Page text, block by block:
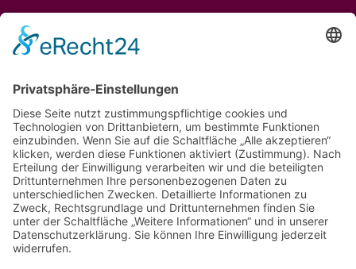
reserved
Diese Website gehört nicht zur Facebook-Website oder zu
Facebook Inc. Zusätzlich wird diese Website in keiner
Weise von Facebook unterstützt. Facebook ist eine Marke
von Facebook, Inc. Auf dieser Website verwenden wir
Google Remarketing-Pixel/Cookies, um erneut mit Personen
in Kontakt zu treten, die unsere Website besuchen, und
sicherzustellen, dass wir sie in Zukunft mit relevanten